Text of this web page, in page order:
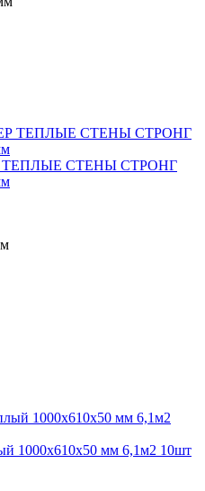
ТЕПЛЫЕ СТЕНЫ СТРОНГ
1000х610х50 мм 6,1м2 10шт